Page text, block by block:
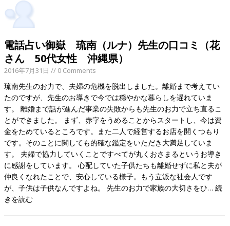
電話占い御嶽 琉南（ルナ）先生の口コミ（花
さん 50代女性 沖縄県）
2016年7月31日 // 0 Comments
琉南先生のお力で、夫婦の危機を脱出しました。離婚まで考えてい
たのですが、先生のお導きで今では穏やかな暮らしを遅れていま
す。 離婚まで話が進んだ事業の失敗からも先生のお力で立ち直るこ
とができました。 まず、赤字をうめることからスタートし、今は資
金をためているところです。また二人で経営するお店を開くつもり
です。そのことに関しても的確な鑑定をいただき大満足していま
す。 夫婦で協力していくことですべてが丸くおさまるというお導き
に感謝をしています。 心配していた子供たちも離婚せずに私と夫が
仲良くなれたことで、安心している様子。もう立派な社会人です
が、子供は子供なんですよね。 先生のお力で家族の大切さをひ…続
きを読む